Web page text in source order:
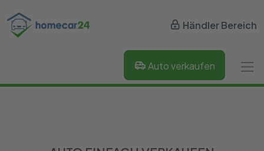
Händler Bereich
Auto verkaufen